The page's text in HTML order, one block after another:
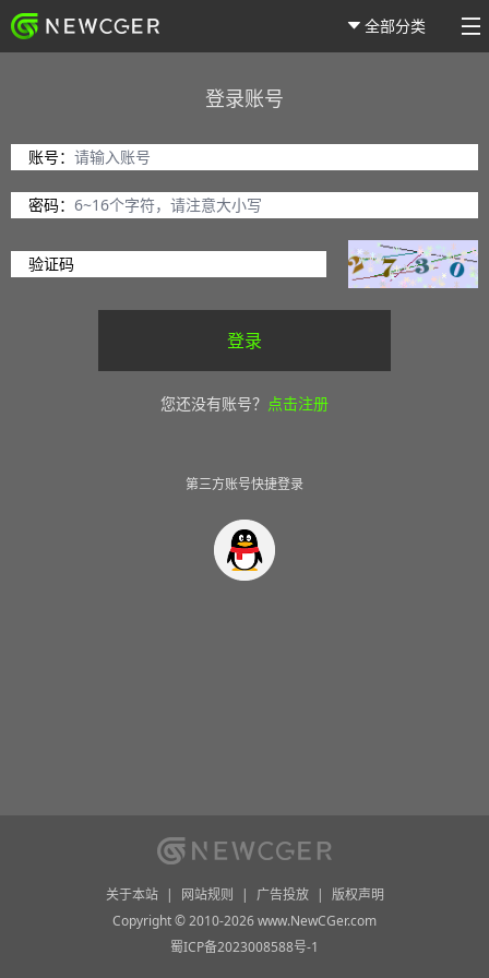
全部分类
登录账号
账号：
密码：
验证码
登录
您还没有账号？ 点击注册
第三方账号快捷登录
关于本站 | 网站规则 | 广告投放 | 版权声明
Copyright © 2010-2026 www.NewCGer.com
蜀ICP备2023008588号-1